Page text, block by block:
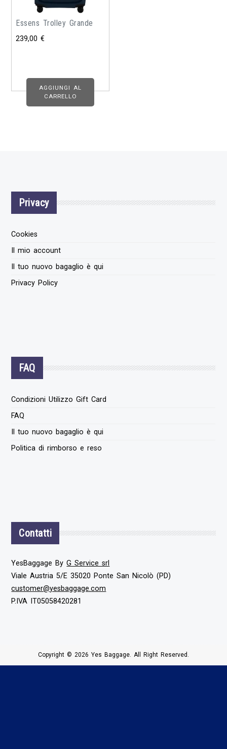
Essens Trolley Grande
239,00€
AGGIUNGI AL
CARRELLO
Privacy
Cookies
Il mio account
Il tuo nuovo bagaglio è qui
Privacy Policy
FAQ
Condizioni Utilizzo Gift Card
FAQ
Il tuo nuovo bagaglio è qui
Politica di rimborso e reso
Contatti
YesBaggage ByG Service srl
Viale Austria 5/E 35020 Ponte San Nicolò (PD)
customer@yesbaggage.com
P.IVA IT05058420281
Copyright © 2026 Yes Baggage. All Right Reserved.